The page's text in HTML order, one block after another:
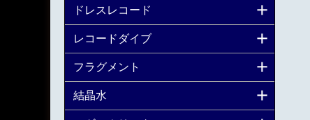
ドレスレコード
レコードダイブ
フラグメント
結晶水